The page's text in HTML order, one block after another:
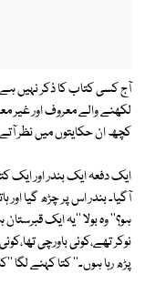
آج کسی کتاب کا ذکر نہیں
لکھنے والے معروف اور غیر
کچھ ان حکایتوں میں نظر
ایک دفعہ ایک بندر اور ایک
آگیا۔ بندر اس پر چڑھ گیا اور
ہو؟'' وہ بولا ''یہ ایک
نوکر تھے،کوئی باورچی
پڑھ رہا ہوں۔'' کتا کہنے لگا